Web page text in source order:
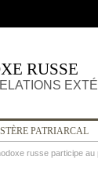
RUSSE
PATRIARCAL
russe participe